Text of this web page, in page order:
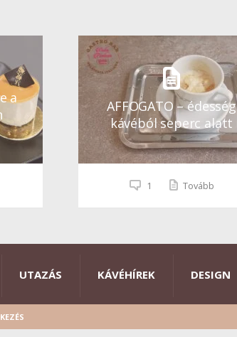
a
AFFOGATO – édesség
kávéból seperc alatt
1 Tovább
UTAZÁS KÁVÉHÍREK DESIGN